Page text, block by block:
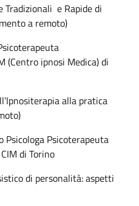
Tradizionali e Rapide di
a remoto)
(Centro ipnosi Medica) di
alla pratica
Psicologa Psicoterapeuta
di Torino
di personalità: aspetti